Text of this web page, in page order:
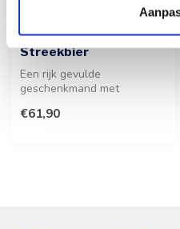
Geschenkmand (L)
Streekbier
Een rijk gevulde
geschenkmand met
diverse delicatessen. ...
€61,90